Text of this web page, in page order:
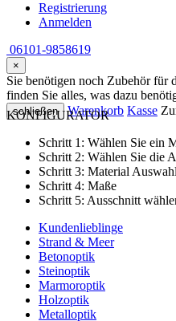
Registrierung
Anmelden
06101-9858619
×
Sie benötigen noch Zubehör für
finden Sie alles, was dazu
schließen Warenkorb Kasse
KONFIGURATOR
Schritt 1: Wählen Sie ein
Schritt 2: Wählen Sie die
Schritt 3: Material Auswahl
Schritt 4: Maße
Schritt 5: Ausschnitt
Kundenlieblinge
Strand & Meer
Betonoptik
Steinoptik
Marmoroptik
Holzoptik
Metalloptik